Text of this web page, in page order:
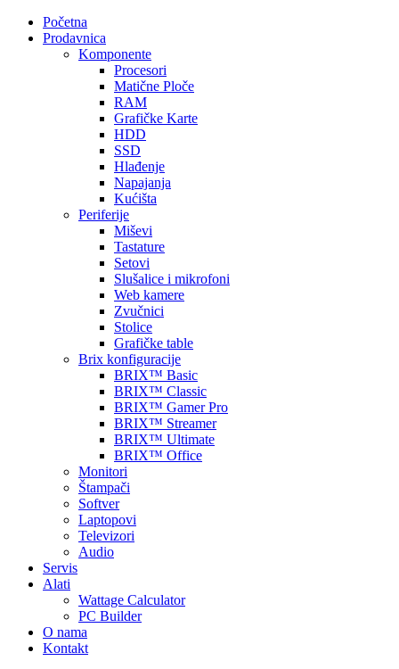
Početna
Prodavnica
Komponente
Procesori
Matične Ploče
RAM
Grafičke Karte
HDD
SSD
Hlađenje
Napajanja
Kućišta
Periferije
Miševi
Tastature
Setovi
Slušalice i mikrofoni
Web kamere
Zvučnici
Stolice
Grafičke table
Brix konfiguracije
BRIX™ Basic
BRIX™ Classic
BRIX™ Gamer Pro
BRIX™ Streamer
BRIX™ Ultimate
BRIX™ Office
Monitori
Štampači
Softver
Laptopovi
Televizori
Audio
Servis
Alati
Wattage Calculator
PC Builder
O nama
Kontakt